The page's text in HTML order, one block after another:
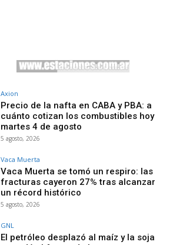
Axion
Precio de la nafta en CABA y PBA: a
cuánto cotizan los combustibles hoy
martes 4 de agosto
5 agosto, 2026
Vaca Muerta
Vaca Muerta se tomó un respiro: las
fracturas cayeron 27% tras alcanzar
un récord histórico
5 agosto, 2026
GNL
El petróleo desplazó al maíz y la soja